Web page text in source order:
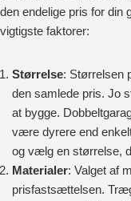
den endelige pris for din
vigtigste faktorer:
Størrelse: Størrelsen
den samlede pris. Jo
at bygge.
være dyrere end
og vælg en størrelse,
Materialer: Valget af
prisfastsættelsen.